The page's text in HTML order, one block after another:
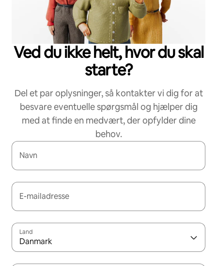
Ved du ikke helt, hvor du skal
starte?
Del et par oplysninger, så kontakter vi dig for at
besvare eventuelle spørgsmål og hjælper dig
med at finde en medvært, der opfylder dine
behov.
Navn
E-mailadresse
Land
Danmark